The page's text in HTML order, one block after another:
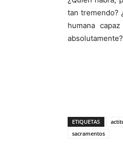
tan tremendo?
humana
absolutamente?
ETIQUETAS
sacramentos